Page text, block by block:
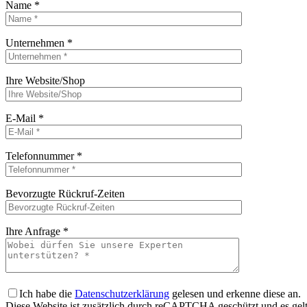
Name *
Unternehmen *
Ihre Website/Shop
E-Mail *
Telefonnummer *
Bevorzugte Rückruf-Zeiten
Ihre Anfrage *
Ich habe die Datenschutzerklärung gelesen und erkenne diese an.